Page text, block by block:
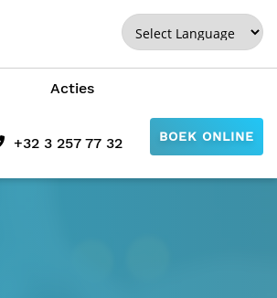
Powered by
Acties
+32 3 257 77 32 BOEK ONLINE